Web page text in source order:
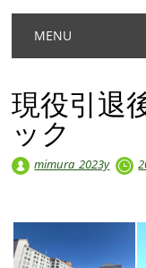
Main menu
MENU
現役引退
ック
mimura_2023y